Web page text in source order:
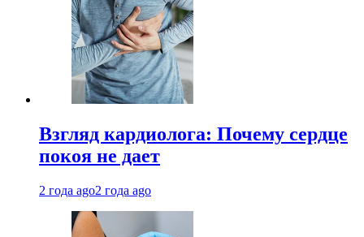
Взгляд кардиолога: Почему сердце
покоя не дает
2 года ago2 года ago